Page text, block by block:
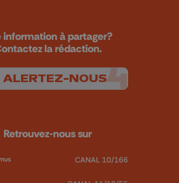
information à partager?
la rédaction.
ALERTEZ-NOUS
Retrouvez-nous sur
CANAL 10/166